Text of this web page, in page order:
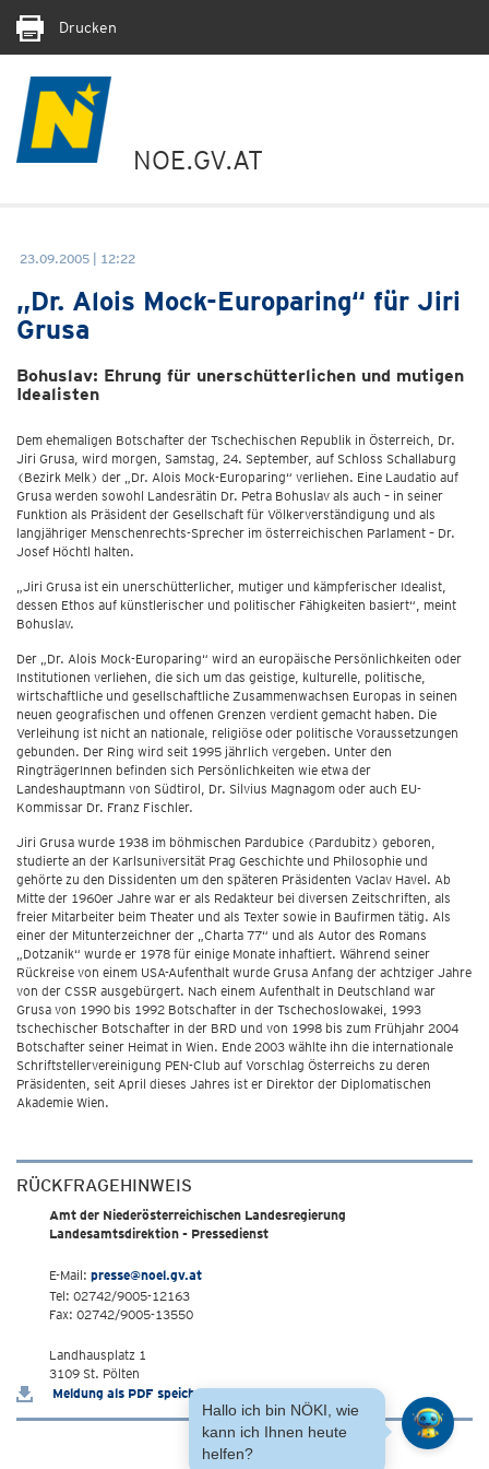
Drucken
NOE.GV.AT
23.09.2005 | 12:22
„Dr. Alois Mock-Europaring“ für Jiri
Grusa
Bohuslav: Ehrung für unerschütterlichen und mutigen
Idealisten
Dem ehemaligen Botschafter der Tschechischen Republik in Österreich, Dr.
Jiri Grusa, wird morgen, Samstag, 24. September, auf Schloss Schallaburg
(Bezirk Melk) der „Dr. Alois Mock-Europaring“ verliehen. Eine Laudatio auf
Grusa werden sowohl Landesrätin Dr. Petra Bohuslav als auch – in seiner
Funktion als Präsident der Gesellschaft für Völkerverständigung und als
langjähriger Menschenrechts-Sprecher im österreichischen Parlament – Dr.
Josef Höchtl halten.
„Jiri Grusa ist ein unerschütterlicher, mutiger und kämpferischer Idealist,
dessen Ethos auf künstlerischer und politischer Fähigkeiten basiert“, meint
Bohuslav.
Der „Dr. Alois Mock-Europaring“ wird an europäische Persönlichkeiten oder
Institutionen verliehen, die sich um das geistige, kulturelle, politische,
wirtschaftliche und gesellschaftliche Zusammenwachsen Europas in seinen
neuen geografischen und offenen Grenzen verdient gemacht haben. Die
Verleihung ist nicht an nationale, religiöse oder politische Voraussetzungen
gebunden. Der Ring wird seit 1995 jährlich vergeben. Unter den
RingträgerInnen befinden sich Persönlichkeiten wie etwa der
Landeshauptmann von Südtirol, Dr. Silvius Magnagom oder auch EU-
Kommissar Dr. Franz Fischler.
Jiri Grusa wurde 1938 im böhmischen Pardubice (Pardubitz) geboren,
studierte an der Karlsuniversität Prag Geschichte und Philosophie und
gehörte zu den Dissidenten um den späteren Präsidenten Vaclav Havel. Ab
Mitte der 1960er Jahre war er als Redakteur bei diversen Zeitschriften, als
freier Mitarbeiter beim Theater und als Texter sowie in Baufirmen tätig. Als
einer der Mitunterzeichner der „Charta 77“ und als Autor des Romans
„Dotzanik“ wurde er 1978 für einige Monate inhaftiert. Während seiner
Rückreise von einem USA-Aufenthalt wurde Grusa Anfang der achtziger Jahre
von der CSSR ausgebürgert. Nach einem Aufenthalt in Deutschland war
Grusa von 1990 bis 1992 Botschafter in der Tschechoslowakei, 1993
tschechischer Botschafter in der BRD und von 1998 bis zum Frühjahr 2004
Botschafter seiner Heimat in Wien. Ende 2003 wählte ihn die internationale
Schriftstellervereinigung PEN-Club auf Vorschlag Österreichs zu deren
Präsidenten, seit April dieses Jahres ist er Direktor der Diplomatischen
Akademie Wien.
RÜCKFRAGEHINWEIS
Amt der Niederösterreichischen Landesregierung
Landesamtsdirektion - Pressedienst
E-Mail: presse@noel.gv.at
Tel: 02742/9005-12163
Fax: 02742/9005-13550
Landhausplatz 1
3109 St. Pölten
Meldung als PDF speichern
Hallo ich bin NÖKI, wie
kann ich Ihnen heute
helfen?